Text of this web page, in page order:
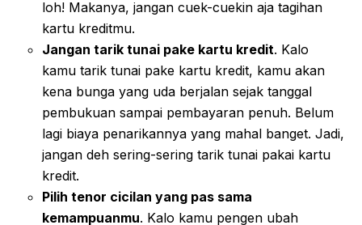
loh! Makanya, jangan cuek-cuekin aja tagihan
kartu kreditmu.
Jangan tarik tunai pake kartu kredit. Kalo
kamu tarik tunai pake kartu kredit, kamu akan
kena bunga yang uda berjalan sejak tanggal
pembukuan sampai pembayaran penuh. Belum
lagi biaya penarikannya yang mahal banget. Jadi,
jangan deh sering-sering tarik tunai pakai kartu
kredit.
Pilih tenor cicilan yang pas sama
kemampuanmu. Kalo kamu pengen ubah